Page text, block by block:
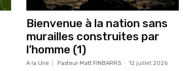
Bienvenue à la nation sans
murailles construites par
l’homme (1)
A la Une Pasteur Matt FINBARRS - 12 juillet 2026